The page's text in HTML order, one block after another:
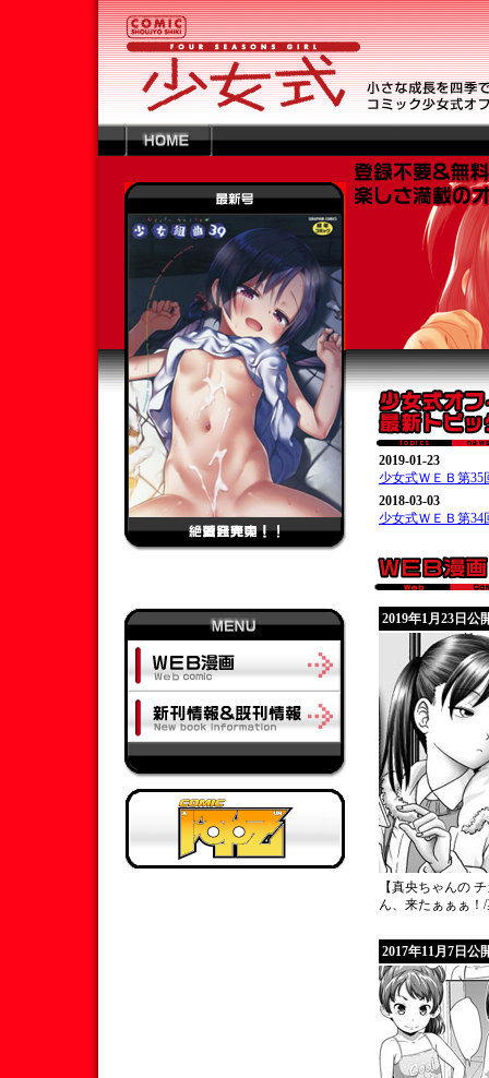
2019-01-23
少女式ＷＥＢ第35
2018-03-03
少女式ＷＥＢ第34
2019年1月23日公
【真央ちゃんの
ん、来たぁぁぁ！
2017年11月7日公